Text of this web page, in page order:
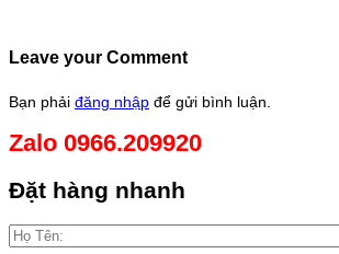
Leave your Comment
Bạn phải đăng nhập để gửi bình luận.
Zalo 0966.209920
Đặt hàng nhanh